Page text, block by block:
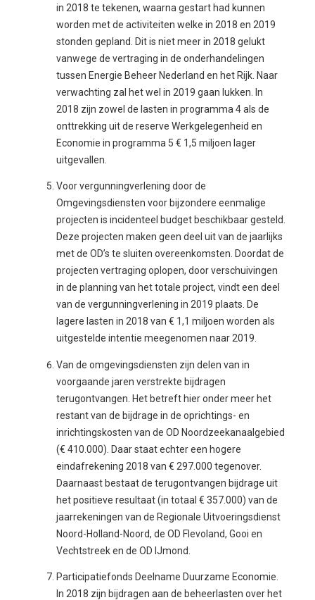
in 2018 te tekenen, waarna gestart had kunnen
worden met de activiteiten welke in 2018 en 2019
stonden gepland. Dit is niet meer in 2018 gelukt
vanwege de vertraging in de onderhandelingen
tussen Energie Beheer Nederland en het Rijk. Naar
verwachting zal het wel in 2019 gaan lukken. In
2018 zijn zowel de lasten in programma 4 als de
onttrekking uit de reserve Werkgelegenheid en
Economie in programma 5 € 1,5 miljoen lager
uitgevallen.
Voor vergunningverlening door de
Omgevingsdiensten voor bijzondere eenmalige
projecten is incidenteel budget beschikbaar gesteld.
Deze projecten maken geen deel uit van de jaarlijks
met de OD’s te sluiten overeenkomsten. Doordat de
projecten vertraging oplopen, door verschuivingen
in de planning van het totale project, vindt een deel
van de vergunningverlening in 2019 plaats. De
lagere lasten in 2018 van € 1,1 miljoen worden als
uitgestelde intentie meegenomen naar 2019.
Van de omgevingsdiensten zijn delen van in
voorgaande jaren verstrekte bijdragen
terugontvangen. Het betreft hier onder meer het
restant van de bijdrage in de oprichtings- en
inrichtingskosten van de OD Noordzeekanaalgebied
(€ 410.000). Daar staat echter een hogere
eindafrekening 2018 van € 297.000 tegenover.
Daarnaast bestaat de terugontvangen bijdrage uit
het positieve resultaat (in totaal € 357.000) van de
jaarrekeningen van de Regionale Uitvoeringsdienst
Noord-Holland-Noord, de OD Flevoland, Gooi en
Vechtstreek en de OD IJmond.
Participatiefonds Deelname Duurzame Economie.
In 2018 zijn bijdragen aan de beheerlasten over het